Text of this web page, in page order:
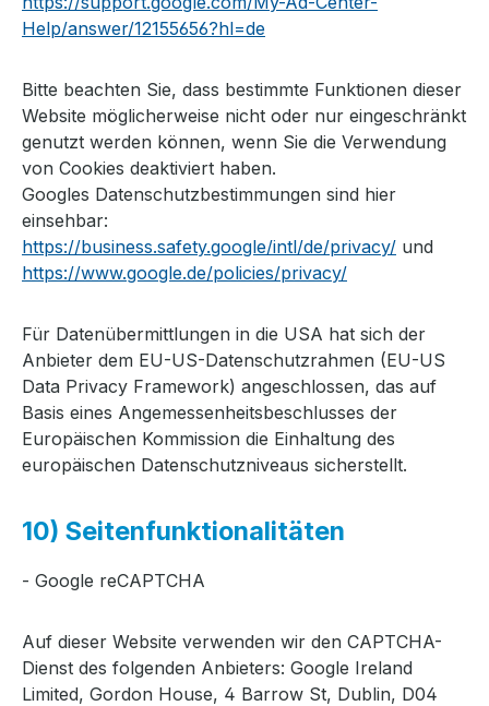
Help/answer/12155656?hl=de
Bitte beachten Sie, dass bestimmte Funktionen dieser
Website möglicherweise nicht oder nur eingeschränkt
genutzt werden können, wenn Sie die Verwendung
von Cookies deaktiviert haben.
Googles Datenschutzbestimmungen sind hier
einsehbar:
https://business.safety.google/intl/de/privacy/ und
https://www.google.de/policies/privacy/
Für Datenübermittlungen in die USA hat sich der
Anbieter dem EU-US-Datenschutzrahmen (EU-US
Data Privacy Framework) angeschlossen, das auf
Basis eines Angemessenheitsbeschlusses der
Europäischen Kommission die Einhaltung des
europäischen Datenschutzniveaus sicherstellt.
10) Seitenfunktionalitäten
- Google reCAPTCHA
Auf dieser Website verwenden wir den CAPTCHA-
Dienst des folgenden Anbieters: Google Ireland
Limited, Gordon House, 4 Barrow St, Dublin, D04